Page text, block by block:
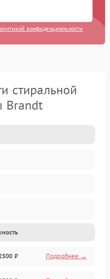
конфиденциальности
стиральной
Brandt
₽ Подробнее →